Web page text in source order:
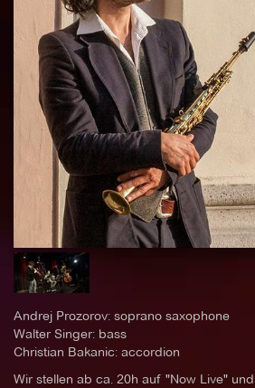
Andrej Prozorov: soprano saxophone
Walter Singer: bass
Christian Bakanic: accordion
Wir stellen ab ca. 20h auf "Now Live"